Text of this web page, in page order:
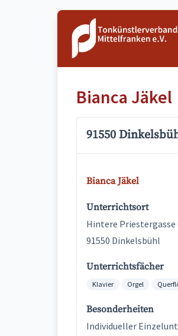
Bianca Jäkel
91550
Bianca Jäkel
Unterrichtsort
Hintere Priestergasse
91550 Dinkelsbühl
Unterrichtsfächer
Klavier Orgel
Besonderheiten
Individueller